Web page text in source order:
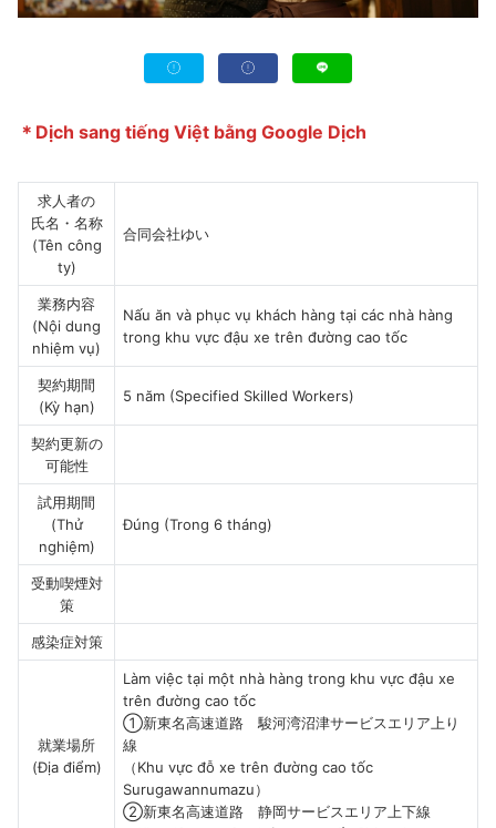
＊Dịch sang tiếng Việt bằng Google Dịch
求人者の
氏名・名称
(Tên công
ty)
合同会社ゆい
業務内容
(Nội dung
nhiệm vụ)
Nấu ăn và phục vụ khách hàng tại các nhà hàng
trong khu vực đậu xe trên đường cao tốc
契約期間
(Kỳ hạn)
5 năm (Specified Skilled Workers)
契約更新の
可能性
試用期間
(Thử
nghiệm)
Đúng (Trong 6 tháng)
受動喫煙対
策
感染症対策
就業場所
(Địa điểm)
Làm việc tại một nhà hàng trong khu vực đậu xe
trên đường cao tốc
①新東名高速道路 駿河湾沼津サービスエリア上り
線
（Khu vực đỗ xe trên đường cao tốc
Surugawannumazu）
②新東名高速道路 静岡サービスエリア上下線